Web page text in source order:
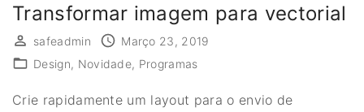
Transformar imagem para vectorial
safeadmin
Março 23, 2019
Design
Novidade Programas
Crie rapidamente um layout para o envio de